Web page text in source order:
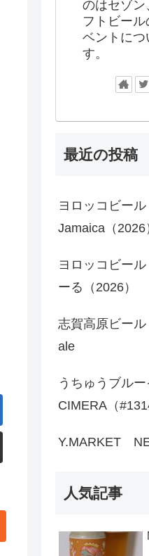
のはセゾン
フトビー
ベントにつ
す。
最近の投稿
ヨロッコビー
Jamaica（2026
ヨロッコビー
ーる（2026）
志賀高原ビー
ale
うちゅうブル
CIMERA（
Y.MARKET
人気記事